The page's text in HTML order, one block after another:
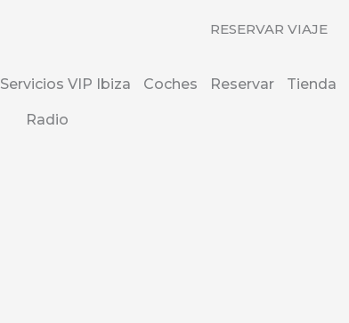
RESERVAR VIAJE
Servicios VIP Ibiza Coches Reservar Tienda
Radio